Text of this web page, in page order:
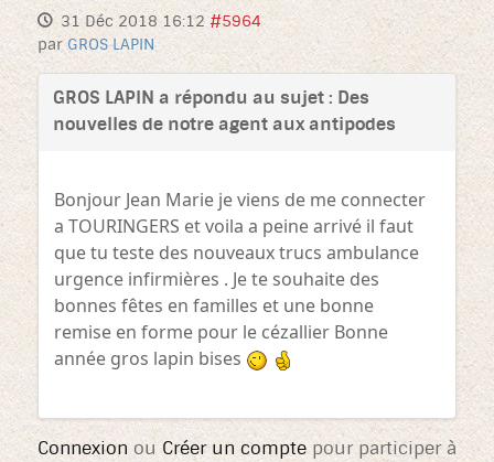
31 Déc 2018 16:12 #5964
parGROS LAPIN
GROS LAPIN a répondu au sujet : Des
nouvelles de notre agent aux antipodes
Bonjour Jean Marie je viens de me connecter
a TOURINGERS et voila a peine arrivé il faut
que tu teste des nouveaux trucs ambulance
urgence infirmières . Je te souhaite des
bonnes fêtes en familles et une bonne
remise en forme pour le cézallier Bonne
année gros lapin bises
Connexion ou Créer un comptepour participer à